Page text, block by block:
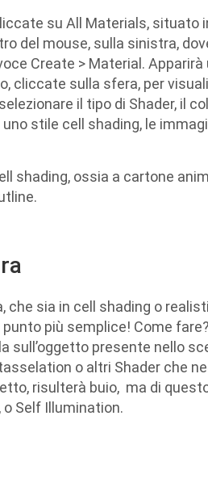
su All Materials, situato
del mouse, sulla sinistra,
Create > Material.
cliccate sulla sfera, per
il tipo di Shader, il
stile cell shading, le
shading, ossia a cartone
che sia in cell shading o
più semplice! Come
sull’oggetto presente nello
o altri Shader che
risulterà buio, ma di
Self Illumination.